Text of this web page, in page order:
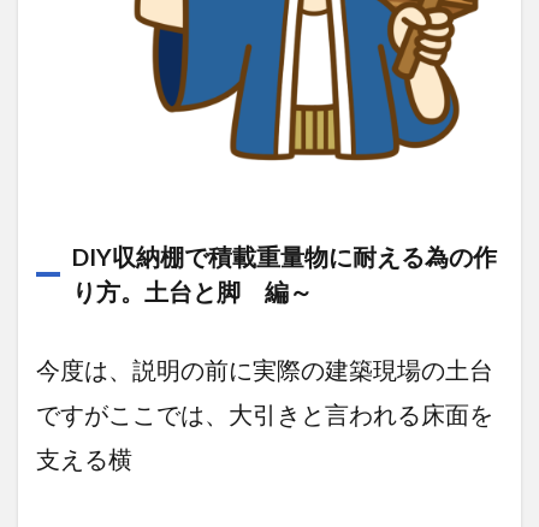
DIY収納棚で積載重量物に耐える為の作
り方。土台と脚 編～
今度は、説明の前に実際の建築現場の土台
ですがここでは、大引きと言われる床面を
支える横